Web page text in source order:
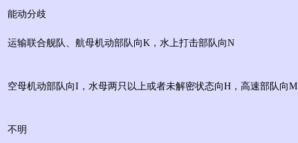
能动分歧
运输联合舰队、航母机动部队向K，水上打击部队向N
空母机动部队向I，水母两只以上或者未解密状态向H，高速部队向M
不明